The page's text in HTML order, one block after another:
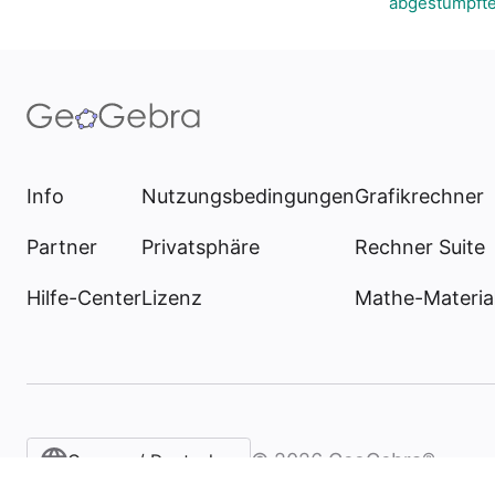
Info
Partner
Hilfe-Center
Nutzungsbedingungen
Privatsphäre
Lizenz
Grafikrechner
Rechner Suite
Mathe-
German / Deutsch © 2026 GeoGebra®